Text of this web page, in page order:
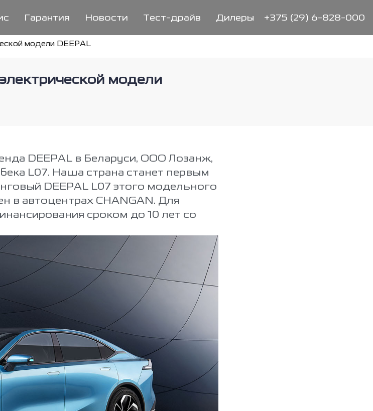
Гарантия Новости Тест-драйв Дилеры +375 (29) 6-828-000
модели DEEPAL
модели
DEEPAL в Беларуси, ООО Лозанж,
L07. Наша страна станет первым
DEEPAL L07 этого модельного
в автоцентрах CHANGAN. Для
сроком до 10 лет со